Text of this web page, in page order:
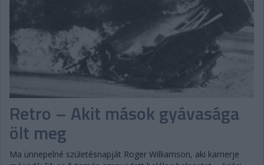
Retro – Akit mások gyávasága
ölt meg
Ma ünnepelné születésnapját Roger Williamson, aki karrierje